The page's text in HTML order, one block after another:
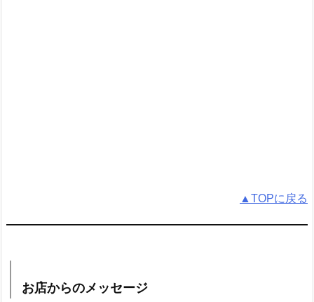
▲TOPに戻る
お店からのメッセージ